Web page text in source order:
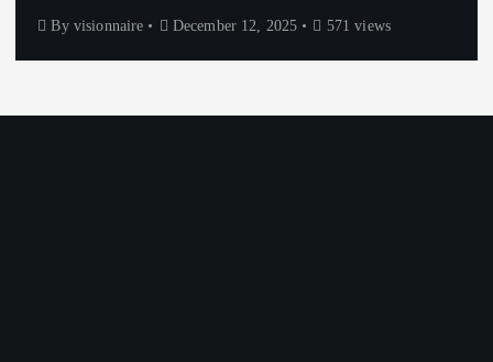
By visionnaire December 12, 2025 571 views